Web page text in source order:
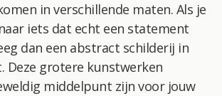
in verschillende maten. Als je
iets dat echt een statement
dan een abstract schilderij in
Deze grotere kunstwerken
middelpunt zijn voor jouw